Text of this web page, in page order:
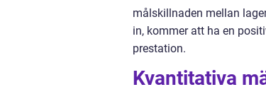
målskillnaden mellan
in, kommer att ha en
prestation.
Kvantitativa